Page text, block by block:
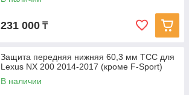
231 000 ₸
Защита передняя нижняя 60,3 мм ТСС для
Lexus NX 200 2014-2017 (кроме F-Sport)
В наличии